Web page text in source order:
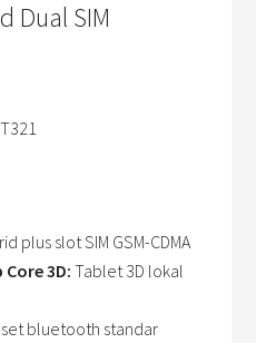
Dual SIM
plus slot SIM GSM-CDMA
3D: Tablet 3D lokal
bluetooth standar